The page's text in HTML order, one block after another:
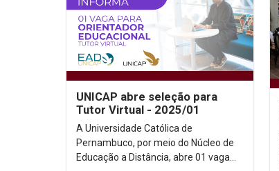
UNICAP abre seleção para
Tutor Virtual - 2025/01
A Universidade Católica de
Pernambuco, por meio do Núcleo de
Educação a Distância, abre 01 vaga